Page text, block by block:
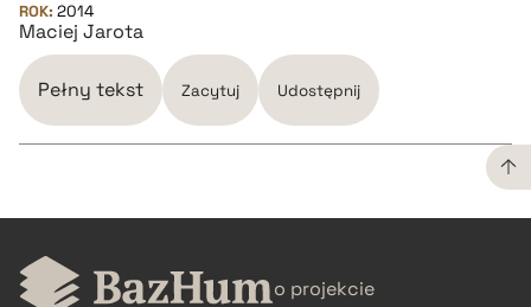
BIBTEX
pobierz cytat
ROK: 2014
Maciej Jarota
Pełny tekst Zacytuj Udostępnij
CZYSTY TEKST
pobierz cytat o projekcie